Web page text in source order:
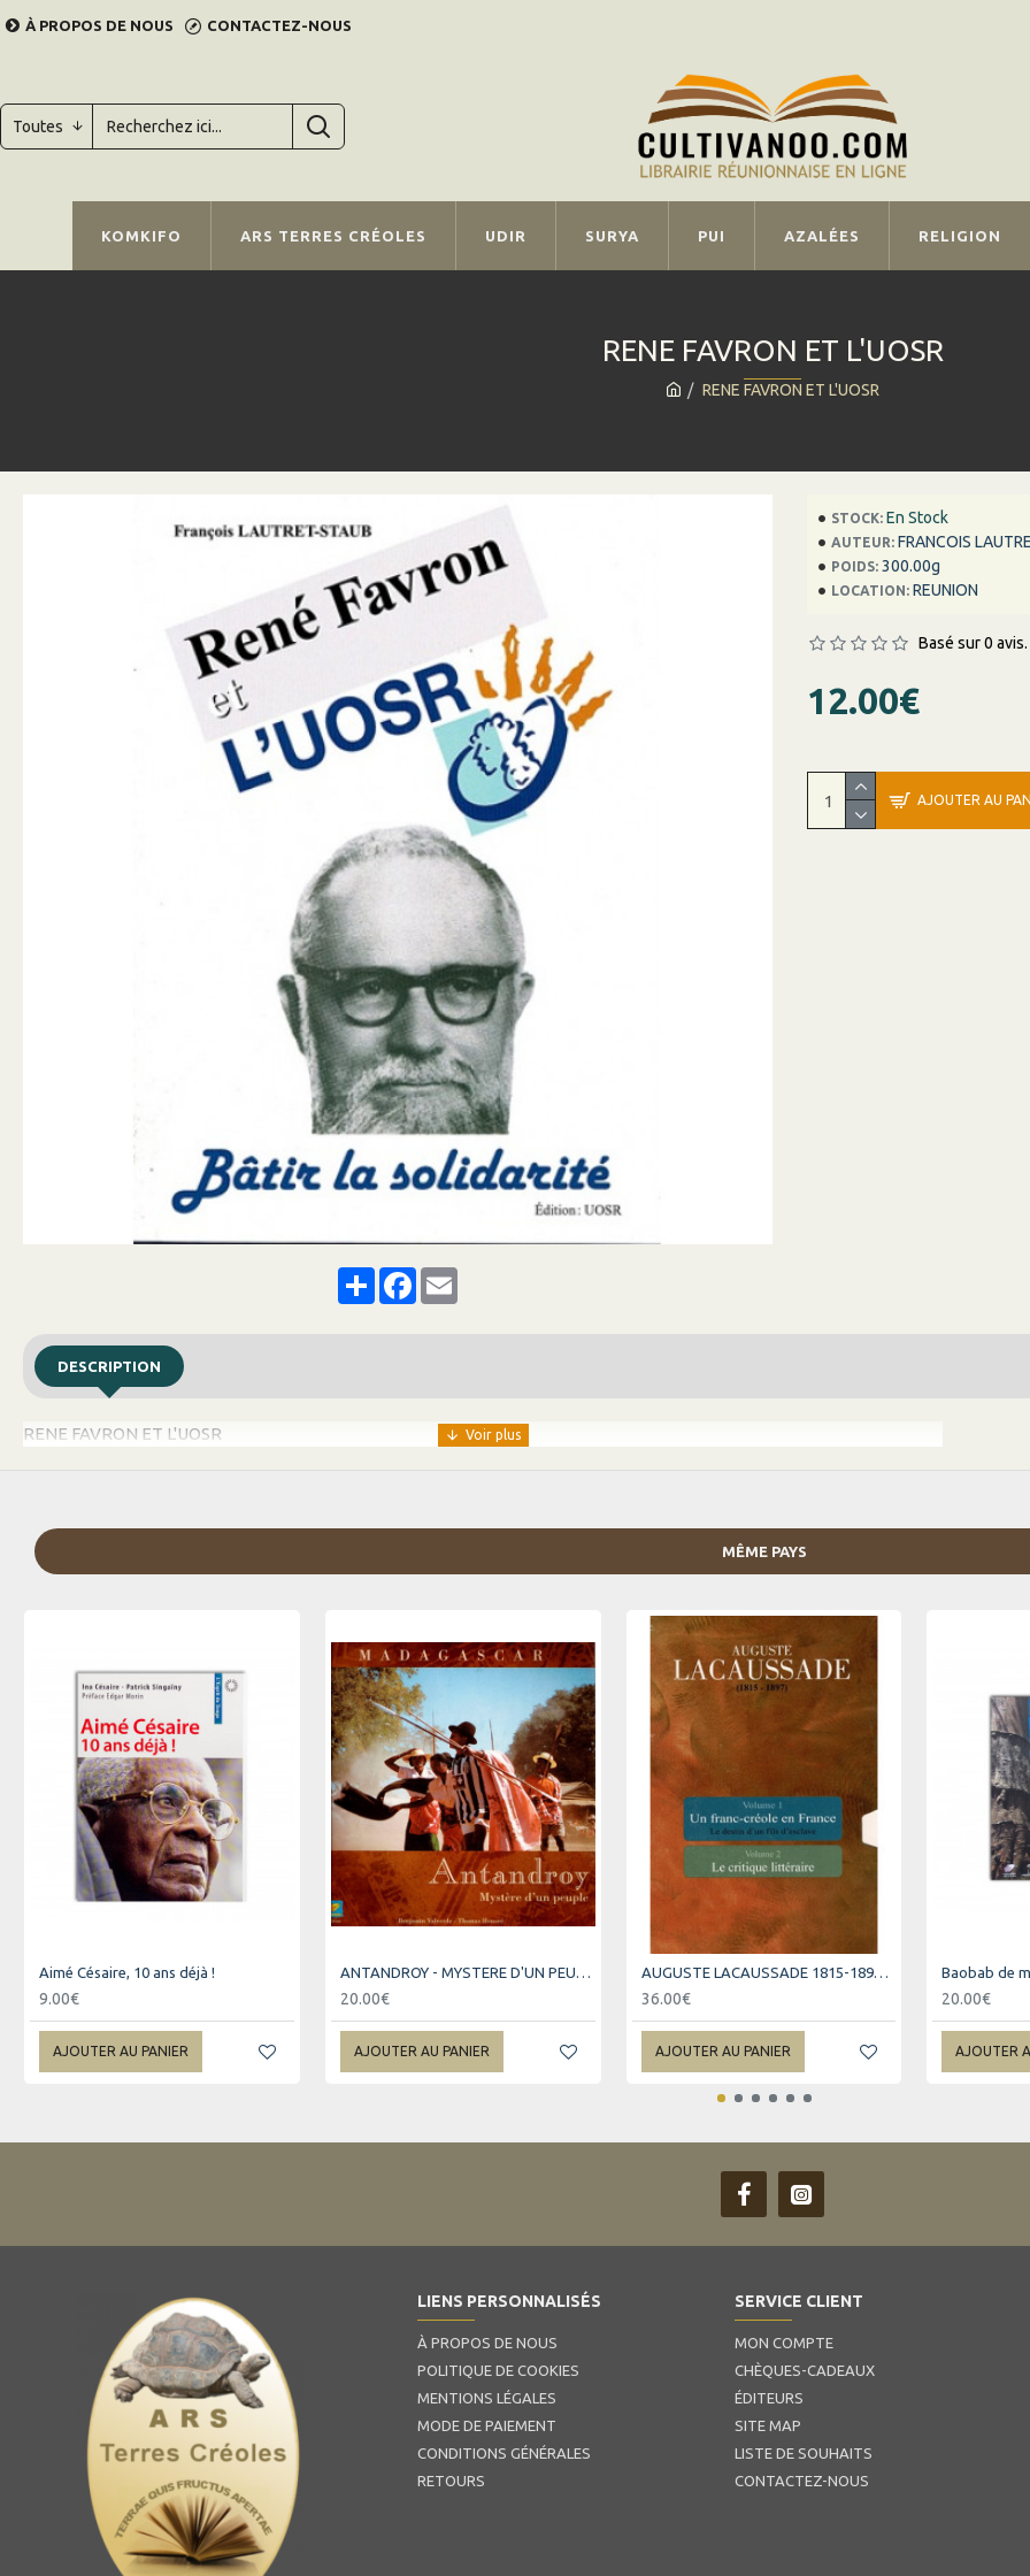
À PROPOS DE NOUS CONTACTEZ-NOUS
Toutes
KOMKIFO ARS TERRES CRÉOLES UDIR SURYA PUI AZALÉES RELIGION
RENE FAVRON ET L'UOSR
RENE FAVRON ET L'UOSR
ShareFacebook
Email
STOCK: En Stock
AUTEUR: FRANCOIS
POIDS: 300.00g
LOCATION: REUNION
Basé sur 0 avis.
12.00€
AJOUTER AU
DESCRIPTION
RENE FAVRON ET L'UOSR
MÊME PAYS
Aimé Césaire, 10 ans déjà !
9.00€
AJOUTER AU PANIER
ANTANDROY - MYSTERE D'UN PEUPLE
20.00€
AJOUTER AU PANIER
AUGUSTE LACAUSSADE 1815-1897 - COFFRET VOLUME 1 ET 2
36.00€
AJOUTER AU PANIER
20.00€
AJOUTER
LIENS PERSONNALISÉS
À PROPOS DE NOUS
POLITIQUE DE COOKIES
MENTIONS LÉGALES
MODE DE PAIEMENT
CONDITIONS GÉNÉRALES
RETOURS
SERVICE CLIENT
MON COMPTE
CHÈQUES-CADEAUX
ÉDITEURS
SITE MAP
LISTE DE SOUHAITS
CONTACTEZ-NOUS